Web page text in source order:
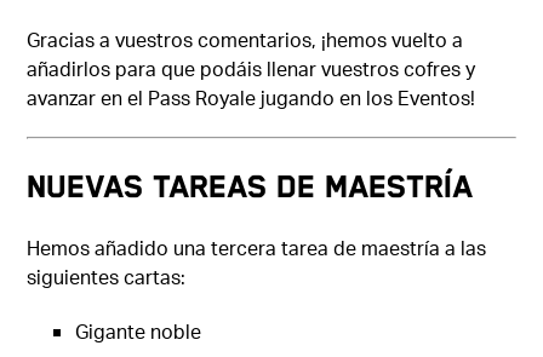
Gracias a vuestros comentarios, ¡hemos vuelto a
añadirlos para que podáis llenar vuestros cofres y
avanzar en el Pass Royale jugando en los Eventos!
NUEVAS TAREAS DE MAESTRÍA
Hemos añadido una tercera tarea de maestría a las
siguientes cartas:
Gigante noble